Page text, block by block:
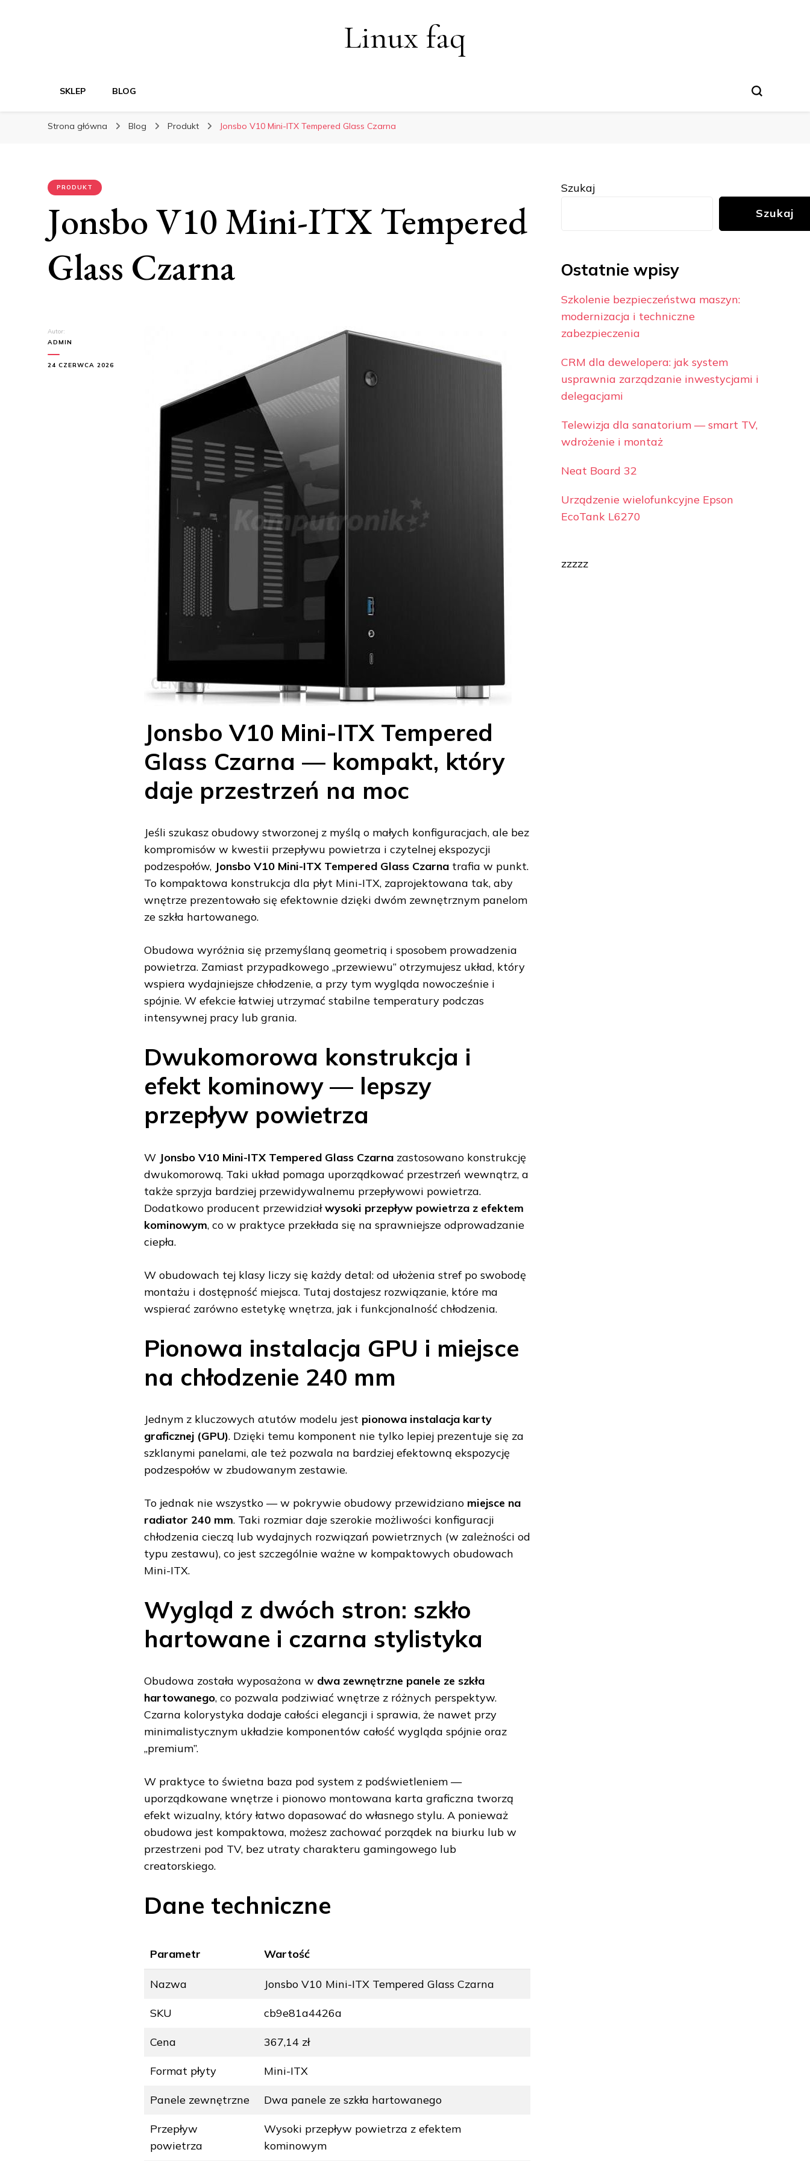
Linux faq
SKLEP BLOG
Strona główna Blog Produkt Jonsbo V10 Mini-ITX Tempered Glass Czarna
PRODUKT
Jonsbo V10 Mini-ITX Tempered
Glass Czarna
Autor:
ADMIN
24 CZERWCA 2026
Jonsbo V10 Mini-ITX Tempered
Glass Czarna — kompakt, który
daje przestrzeń na moc
Jeśli szukasz obudowy stworzonej z myślą o małych konfiguracjach, ale bez
kompromisów w kwestii przepływu powietrza i czytelnej ekspozycji
podzespołów, Jonsbo V10 Mini-ITX Tempered Glass Czarna trafia w punkt.
To kompaktowa konstrukcja dla płyt Mini-ITX, zaprojektowana tak, aby
wnętrze prezentowało się efektownie dzięki dwóm zewnętrznym panelom
ze szkła hartowanego.
Obudowa wyróżnia się przemyślaną geometrią i sposobem prowadzenia
powietrza. Zamiast przypadkowego „przewiewu” otrzymujesz układ, który
wspiera wydajniejsze chłodzenie, a przy tym wygląda nowocześnie i
spójnie. W efekcie łatwiej utrzymać stabilne temperatury podczas
intensywnej pracy lub grania.
Dwukomorowa konstrukcja i
efekt kominowy — lepszy
przepływ powietrza
W Jonsbo V10 Mini-ITX Tempered Glass Czarna zastosowano konstrukcję
dwukomorową. Taki układ pomaga uporządkować przestrzeń wewnątrz, a
także sprzyja bardziej przewidywalnemu przepływowi powietrza.
Dodatkowo producent przewidziałwysoki przepływ powietrza z efektem
kominowym, co w praktyce przekłada się na sprawniejsze odprowadzanie
ciepła.
W obudowach tej klasy liczy się każdy detal: od ułożenia stref po swobodę
montażu i dostępność miejsca. Tutaj dostajesz rozwiązanie, które ma
wspierać zarówno estetykę wnętrza, jak i funkcjonalność chłodzenia.
Pionowa instalacja GPU i miejsce
na chłodzenie 240 mm
Jednym z kluczowych atutów modelu jest pionowa instalacja karty
graficznej (GPU). Dzięki temu komponent nie tylko lepiej prezentuje się za
szklanymi panelami, ale też pozwala na bardziej efektowną ekspozycję
podzespołów w zbudowanym zestawie.
To jednak nie wszystko — w pokrywie obudowy przewidziano miejsce na
radiator 240 mm. Taki rozmiar daje szerokie możliwości konfiguracji
chłodzenia cieczą lub wydajnych rozwiązań powietrznych (w zależności od
typu zestawu), co jest szczególnie ważne w kompaktowych obudowach
Mini-ITX.
Wygląd z dwóch stron: szkło
hartowane i czarna stylistyka
Obudowa została wyposażona w dwa zewnętrzne panele ze szkła
hartowanego, co pozwala podziwiać wnętrze z różnych perspektyw.
Czarna kolorystyka dodaje całości elegancji i sprawia, że nawet przy
minimalistycznym układzie komponentów całość wygląda spójnie oraz
„premium”.
W praktyce to świetna baza pod system z podświetleniem —
uporządkowane wnętrze i pionowo montowana karta graficzna tworzą
efekt wizualny, który łatwo dopasować do własnego stylu. A ponieważ
obudowa jest kompaktowa, możesz zachować porządek na biurku lub w
przestrzeni pod TV, bez utraty charakteru gamingowego lub
creatorskiego.
Dane techniczne
Parametr Wartość
Nazwa Jonsbo V10 Mini-ITX Tempered Glass Czarna
SKU cb9e81a4426a
Cena 367,14 zł
Format płyty Mini-ITX
Panele zewnętrzne Dwa panele ze szkła hartowanego
Przepływ
powietrza
Wysoki przepływ powietrza z efektem
kominowym
Szukaj
Szukaj
Ostatnie wpisy
Szkolenie bezpieczeństwa maszyn:
modernizacja i techniczne
zabezpieczenia
CRM dla dewelopera: jak system
usprawnia zarządzanie inwestycjami i
delegacjami
Telewizja dla sanatorium — smart TV,
wdrożenie i montaż
Neat Board 32
Urządzenie wielofunkcyjne Epson
EcoTank L6270
zzzzz